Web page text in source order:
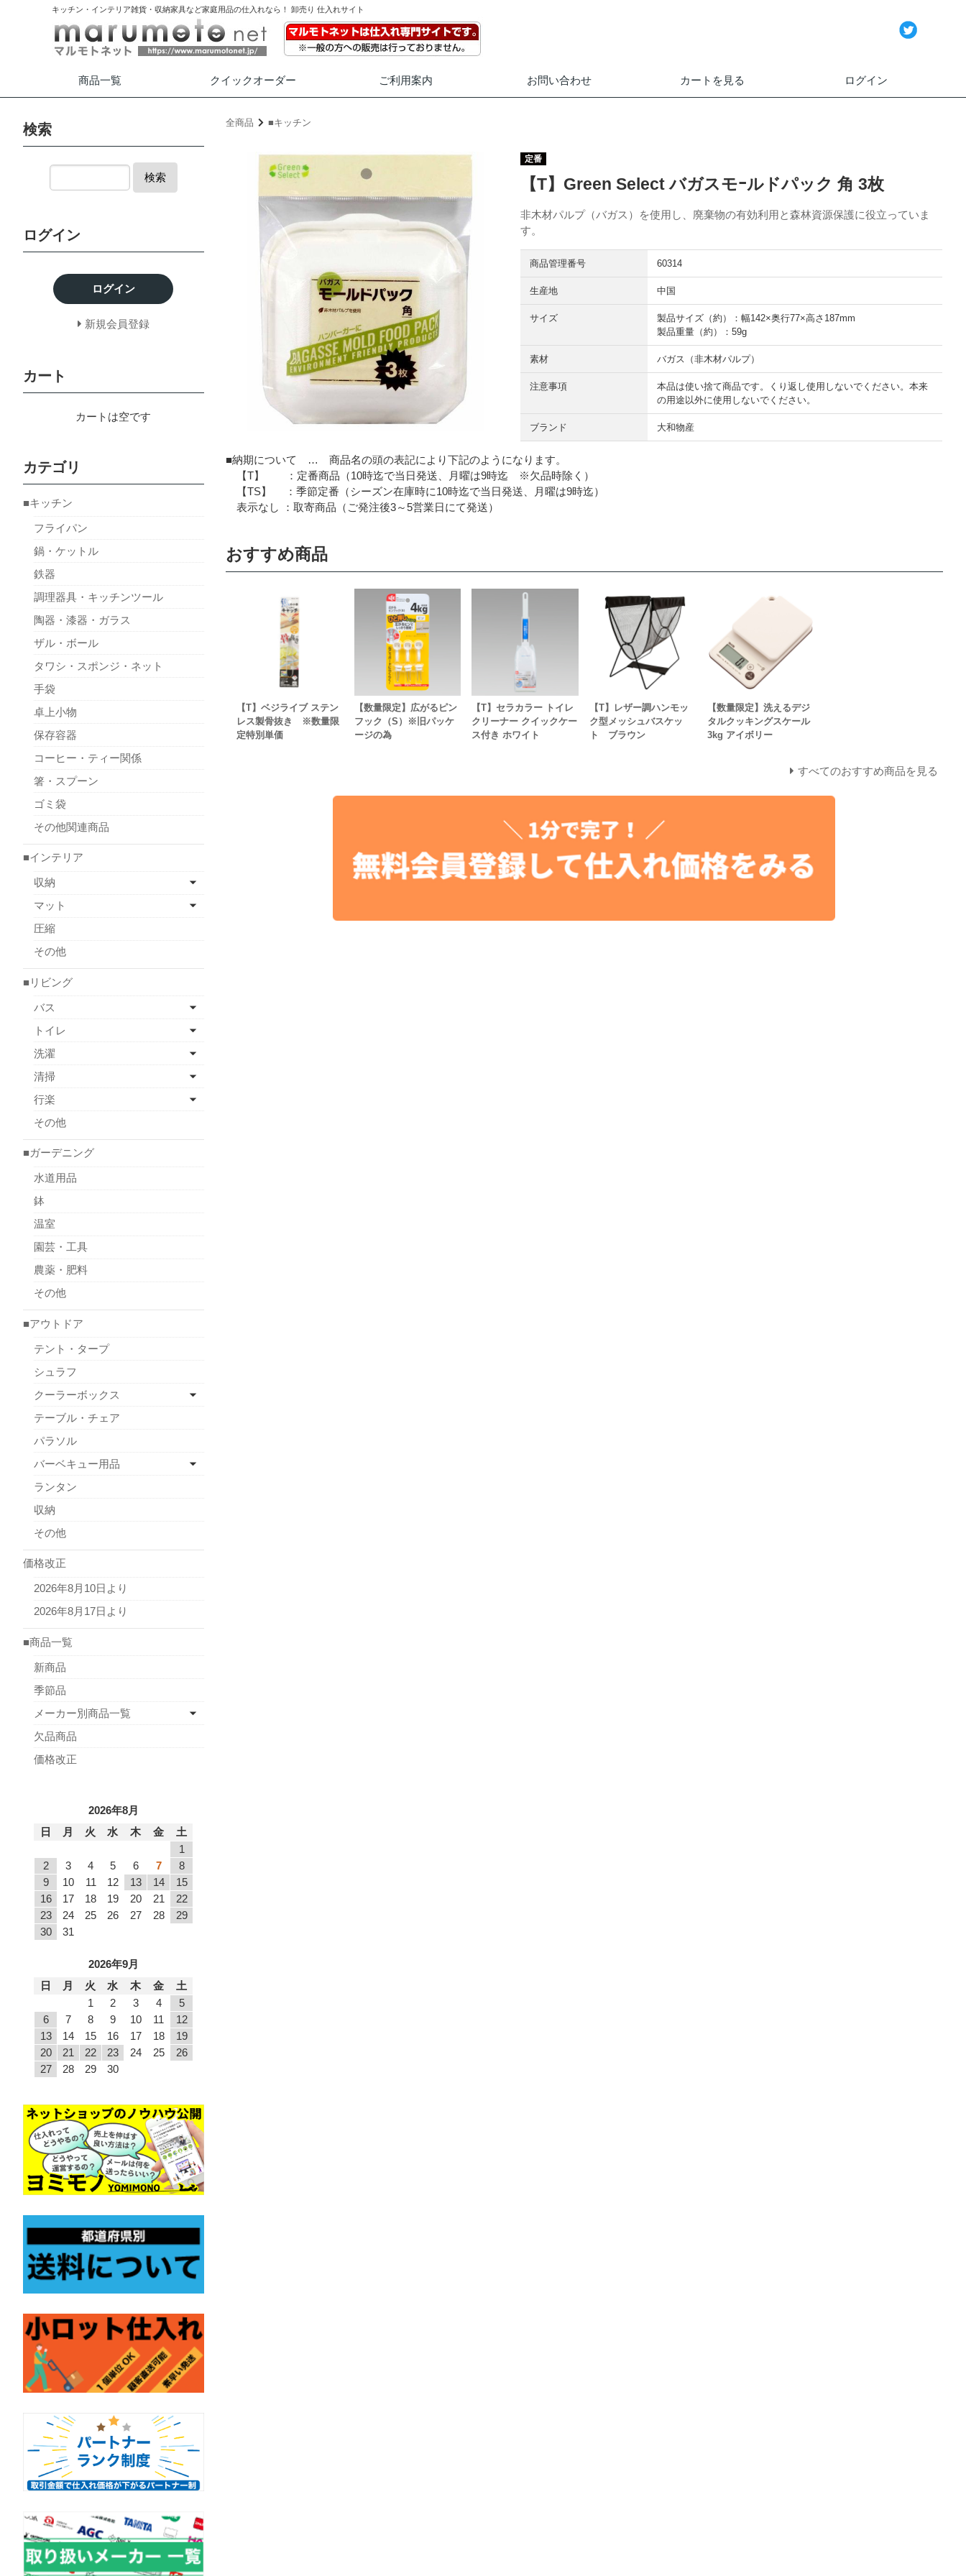
キッチン・インテリア雑貨・収納家具など家庭用品の仕入れなら！ 卸売り 仕入れサイト
商品一覧 クイックオーダー ご利用案内 お問い合わせ カートを見る ログイン
全商品 ■キッチン
定番
【T】Green Select バガスモｰルドパック 角 3枚
非木材パルプ（バガス）を使用し、廃棄物の有効利用と森林資源保護に役立っていま
す。
商品管理番号 60314
生産地 中国
サイズ
製品サイズ（約）：幅142×奥行77×高さ187mm
製品重量（約）：59g
素材 バガス（非木材パルプ）
注意事項
本品は使い捨て商品です。くり返し使用しないでください。本来
の用途以外に使用しないでください。
ブランド 大和物産
■納期について … 商品名の頭の表記により下記のようになります。
【T】 ：定番商品（10時迄で当日発送、月曜は9時迄 ※欠品時除く）
【TS】 ：季節定番（シーズン在庫時に10時迄で当日発送、月曜は9時迄）
表示なし ：取寄商品（ご発注後3～5営業日にて発送）
おすすめ商品
【T】ベジライブ ステン
レス製骨抜き ※数量限
定特別単価
【数量限定】広がるピン
フック（S）※旧パッケ
ージの為
【T】セラカラー トイレ
クリーナー クイックケー
ス付き ホワイト
【T】レザー調ハンモッ
ク型メッシュバスケッ
ト ブラウン
【数量限定】洗えるデジ
タルクッキングスケール
3kg アイボリー
すべてのおすすめ商品を見る
検索
検索
ログイン
ログイン
新規会員登録
カート
カートは空です
カテゴリ
■キッチン
フライパン
鍋・ケットル
鉄器
調理器具・キッチンツール
陶器・漆器・ガラス
ザル・ボール
タワシ・スポンジ・ネット
手袋
卓上小物
保存容器
コーヒー・ティー関係
箸・スプーン
ゴミ袋
その他関連商品
■インテリア
収納
マット
圧縮
その他
■リビング
バス
トイレ
洗濯
清掃
行楽
その他
■ガーデニング
水道用品
鉢
温室
園芸・工具
農薬・肥料
その他
■アウトドア
テント・タープ
シュラフ
クーラーボックス
テーブル・チェア
パラソル
バーベキュー用品
ランタン
収納
その他
価格改正
2026年8月10日より
2026年8月17日より
■商品一覧
新商品
季節品
メーカー別商品一覧
欠品商品
価格改正
2026年8月
日
月 火 水 木 金
土
1
2
3 4 5 6 7
8
9
10 11 12 13 14
15
16
17 18 19 20 21
22
23
24 25 26 27 28
29
30
31
2026年9月
日
月 火 水 木 金
土
1
2 3 4
5
6
7 8 9 10 11
12
13
14 15 16 17 18
19
20
21 22 23 24 25
26
27
28 29 30